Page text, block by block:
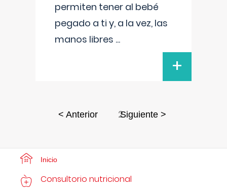
permiten tener al bebé
pegado a ti y, a la vez, las
manos libres ...
+
< Anterior 2Siguiente >
Inicio
Consultorio nutricional